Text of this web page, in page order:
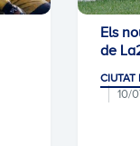
Els
de
CIUTAT
10/